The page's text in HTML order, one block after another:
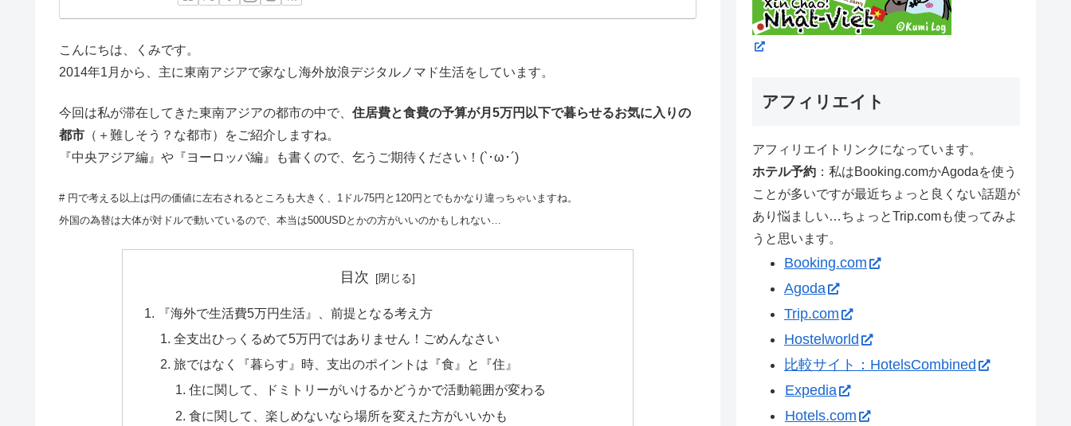
こんにちは、くみです。
2014年1月から、主に東南アジアで家なし海外放浪デジタルノマド生活をしています。
今回は私が滞在してきた東南アジアの都市の中で、 住居費と食費の予算が月5万円以下で暮らせるお気に入りの
都市 （＋難しそう？な都市）をご紹介しますね。
『中央アジア編』や『ヨーロッパ編』も書くので、乞うご期待ください！(`･ω･´)
# 円で考える以上は円の価値に左右されるところも大きく、1ドル75円と120円とでもかなり違っちゃいますね。
外国の為替は大体が対ドルで動いているので、本当は500USDとかの方がいいのかもしれない…
目次
『海外で生活費5万円生活』、前提となる考え方
全支出ひっくるめて5万円ではありません！ごめんなさい
旅ではなく『暮らす』時、支出のポイントは『食』と『住』
住に関して、ドミトリーがいけるかどうかで活動範囲が変わる
食に関して、楽しめないなら場所を変えた方がいいかも
アフィリエイト
アフィリエイトリンクになっています。
ホテル予約 ：私はBooking.comかAgodaを使う
ことが多いですが最近ちょっと良くない話題が
あり悩ましい…ちょっとTrip.comも使ってみよ
うと思います。
Booking.com
Agoda
Trip.com
Hostelworld
比較サイト：HotelsCombined
Expedia
Hotels.com